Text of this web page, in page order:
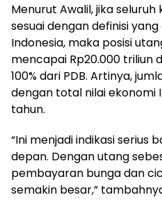
Menurut Awalil, jika
sesuai dengan definisi
Indonesia, maka posisi
mencapai Rp20.000 triliun
100% dari PDB. Artinya,
dengan total nilai ekonomi
tahun.
“Ini menjadi indikasi serius
depan. Dengan utang
pembayaran bunga dan
semakin besar,”